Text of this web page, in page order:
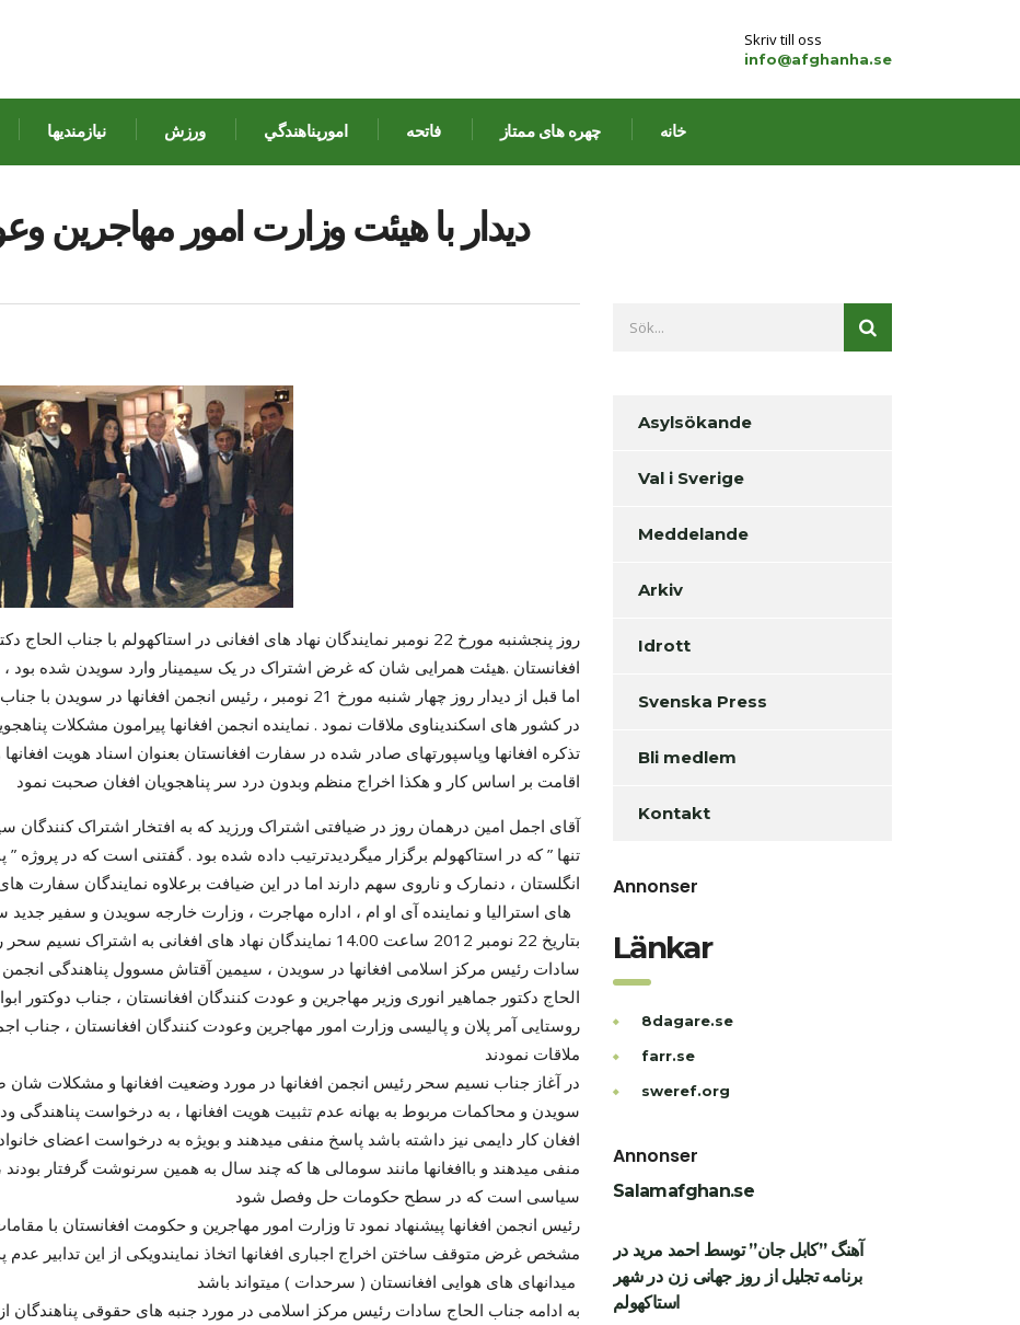
Skriv till oss
info@afghanha.se
نيازمنديها ورزش امورپناهندگي فاتحه چهره های ممتاز خانه
دیدار با هیئت وزارت امور مهاجرین
روز پنجشنبه مورخ 22 نومبر نمایندگان نهاد های افغانی در استاکهولم با
افغانستان .هیئت همرایی شان که غرض اشتراک در یک سیمینار وارد سویدن شده بود ،
اما قبل از دیدار روز چهار شنبه مورخ 21 نومبر ، رئیس انجمن
در کشور های اسکندیناوی ملاقات نمود . نماینده انجمن افغانها پیرامون مشکلات
تذکره افغانها وپاسپورتهای صادر شده در سفارت افغانستان بعنوان اسناد هویت
اقامت بر اساس کار و هکذا اخراج منظم وبدون درد سر پناهجویان افغان صحبت نمود
آقای اجمل امین درهمان روز در ضیافتی اشتراک ورزید که به افتخار اشتراک کنندگان
تنها ” که در استاکهولم برگزار میگردیدترتیب داده شده بود . گفتنی است که در پروژه
انگلستان ، دنمارک و ناروی سهم دارند اما در این ضیافت برعلاوه نمایندگان سفارت
بتاریخ 22 نومبر 2012 ساعت 14.00 نمایندگان نهاد های افغانی به
سادات رئیس مرکز اسلامی افغانها در سویدن ، سیمین آقتاش مسوول پناهندگی انجمن
الحاج دکتور جماهیر انوری وزیر مهاجرین و عودت کنندگان افغانستان ، جناب
روستایی آمر پلان و پالیسی وزارت امور مهاجرین وعودت کنندگان افغانستان ، جناب
ملاقات نمودند
در آغاز جناب نسیم سحر رئیس انجمن افغانها در مورد وضعیت افغانها و مشکلات شان
سویدن و محاکمات مربوط به بهانه عدم تثبیت هویت افغانها ، به درخواست پناهندگی
افغان کار دایمی نیز داشته باشد پاسخ منفی میدهند و بویژه به درخواست اعضای
منفی میدهند و باافغانها مانند سومالی ها که چند سال به همین سرنوشت گرفتار بودند
سیاسی است که در سطح حکومات حل وفصل شود
رئیس انجمن افغانها پیشنهاد نمود تا وزارت امور مهاجرین و حکومت افغانستان با
مشخص غرض متوقف ساختن اخراج اجباری افغانها اتخاذ نمایندویکی از این تدابیر عدم
به ادامه جناب الحاج سادات رئیس مرکز اسلامی در مورد جنبه های حقوقی پناهندگان
Asylsökande
Val i Sverige
Meddelande
Arkiv
Idrott
Svenska Press
Bli medlem
Kontakt
Annonser
Länkar
8dagare.se
farr.se
sweref.org
Annonser
Salamafghan.se
آهنگ ”کابل جان” توسط احمد مرید در
برنامه تجلیل از روز جهانی زن در شهر
استاکهولم